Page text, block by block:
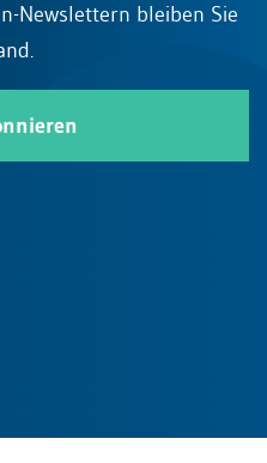
Newslettern bleiben Sie